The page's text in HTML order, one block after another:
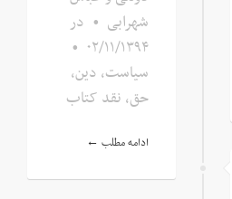
شهرابی • در
۰۲/۱۱/۱۳۹۴ •
سیاست، دین،
حق, نقد کتاب
ادامه مطلب ←